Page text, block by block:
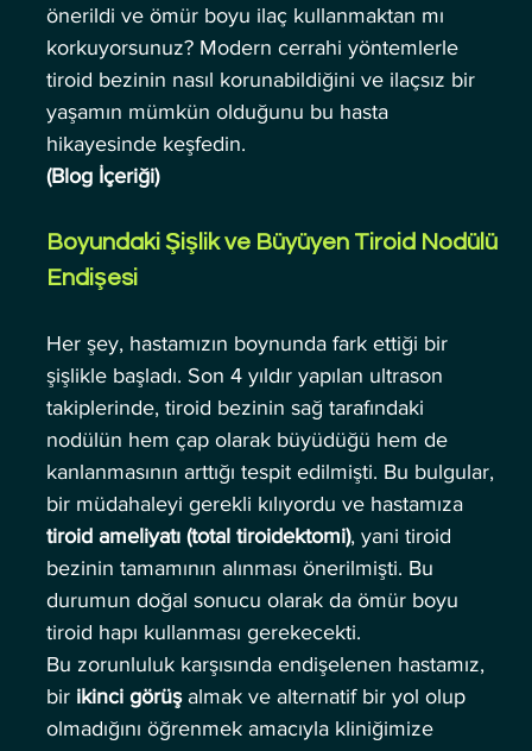
önerildi ve ömür boyu ilaç kullanmaktan mı
korkuyorsunuz? Modern cerrahi yöntemlerle
tiroid bezinin nasıl korunabildiğini ve ilaçsız bir
yaşamın mümkün olduğunu bu hasta
hikayesinde keşfedin.
(Blog İçeriği)
Boyundaki Şişlik ve Büyüyen Tiroid Nodülü
Endişesi
Her şey, hastamızın boynunda fark ettiği bir
şişlikle başladı. Son 4 yıldır yapılan ultrason
takiplerinde, tiroid bezinin sağ tarafındaki
nodülün hem çap olarak büyüdüğü hem de
kanlanmasının arttığı tespit edilmişti. Bu bulgular,
bir müdahaleyi gerekli kılıyordu ve hastamıza
tiroid ameliyatı (total tiroidektomi), yani tiroid
bezinin tamamının alınması önerilmişti. Bu
durumun doğal sonucu olarak da ömür boyu
tiroid hapı kullanması gerekecekti.
Bu zorunluluk karşısında endişelenen hastamız,
bir ikinci görüş almak ve alternatif bir yol olup
olmadığını öğrenmek amacıyla kliniğimize